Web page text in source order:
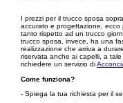
I prezzi per il trucco sposa
accurato e progettazione, ecco
tanto rispetto ad un trucco
trucco sposa, invece, ha una
realizzazione che arriva a
riservata anche ai capelli, a
richiedere un servizio di
Come funziona?
- Spiega la tua richiesta per il